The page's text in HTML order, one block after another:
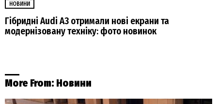
НОВИНИ
Гібридні Audi А3 отримали нові екрани та
модернізовану техніку: фото новинок
More From: Новини